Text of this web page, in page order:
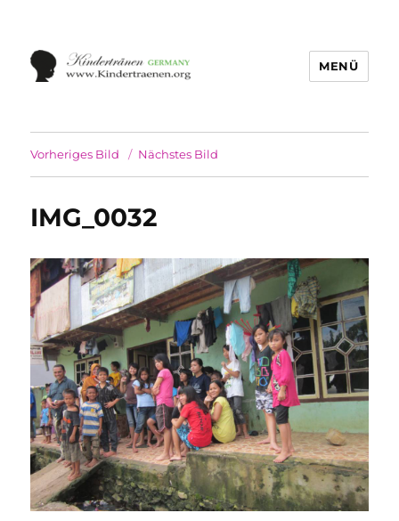
MENÜ
Vorheriges Bild Nächstes Bild
IMG_0032